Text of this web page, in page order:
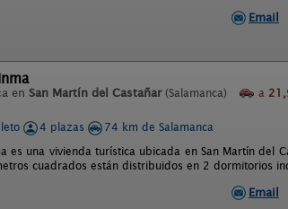
Email
en San Martín del Castañar (Salamanca) a
4 plazas
74 km de Salamanca
es una vivienda turística ubicada en San Martín
cuadrados están distribuidos en 2 dormitorios
Email